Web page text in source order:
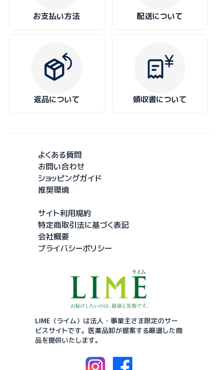
お支払い方法 配送について
返品について 領収書について
LIME（ライム）は法人・事業主さま限定のサー
ビスサイトです。 医薬品卸が提案する厳選した商
品を提供いたします。
よくある質問
お問い合わせ
ショッピングガイド
推奨環境
サイト利用規約
特定商取引法に基づく表記
会社概要
プライバシーポリシー